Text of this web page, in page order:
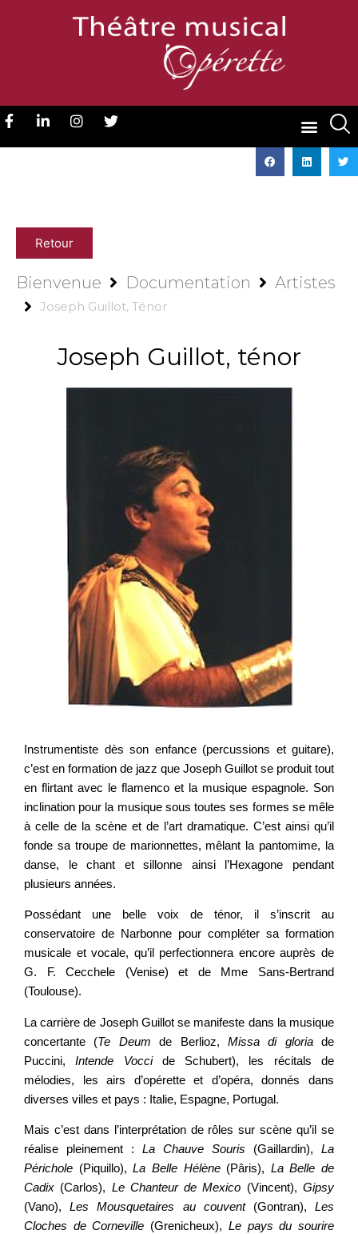
Retour
Bienvenue Documentation Artistes
Joseph Guillot, Ténor
Joseph Guillot, ténor
Instrumentiste dès son enfance (percussions et guitare),
c’est en formation de jazz que Joseph Guillot se produit tout
en flirtant avec le flamenco et la musique espagnole. Son
inclination pour la musique sous toutes ses formes se mêle
à celle de la scène et de l’art dramatique. C’est ainsi qu’il
fonde sa troupe de marionnettes, mêlant la pantomime, la
danse, le chant et sillonne ainsi l’Hexagone pendant
plusieurs années.
Possédant une belle voix de ténor, il s’inscrit au
conservatoire de Narbonne pour compléter sa formation
musicale et vocale, qu’il perfectionnera encore auprès de
G. F. Cecchele (Venise) et de Mme Sans-Bertrand
(Toulouse).
La carrière de Joseph Guillot se manifeste dans la musique
concertante (Te Deum de Berlioz, Missa di gloriade
Puccini,Intende Voccide Schubert), les récitals de
mélodies, les airs d’opérette et d’opéra, donnés dans
diverses villes et pays : Italie, Espagne, Portugal.
Mais c’est dans l’interprétation de rôles sur scène qu’il se
réalise pleinement : La Chauve Souris (Gaillardin), La
Périchole (Piquillo),La Belle Hélène (Pâris), La Belle de
Cadix (Carlos), Le Chanteur de Mexico (Vincent),Gipsy
(Vano),Les Mousquetaires au couvent(Gontran),Les
Cloches de Corneville (Grenicheux), Le pays du sourire